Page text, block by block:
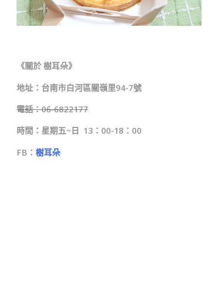
《關於 樹耳朵》
地址：台南市白河區關嶺里94-7號
電話：06-6822177
時間：星期五~日 13：00-18：00
FB： 樹耳朵